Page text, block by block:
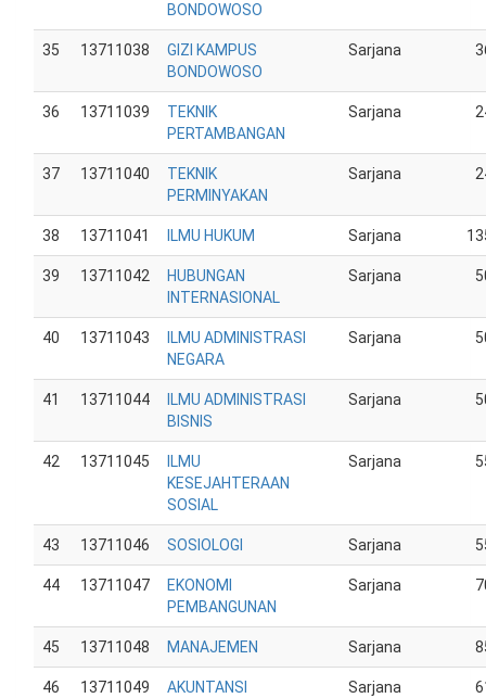
BONDOWOSO
35 13711038
GIZI KAMPUS
BONDOWOSO
Sarjana
36 13711039
TEKNIK
PERTAMBANGAN
Sarjana
37 13711040
TEKNIK
PERMINYAKAN
Sarjana
38 13711041 ILMU HUKUM Sarjana
39 13711042
HUBUNGAN
INTERNASIONAL
Sarjana
40 13711043
ILMU ADMINISTRASI
NEGARA
Sarjana
41 13711044
ILMU ADMINISTRASI
BISNIS
Sarjana
42 13711045
ILMU
KESEJAHTERAAN
SOSIAL
Sarjana
43 13711046 SOSIOLOGI Sarjana
44 13711047
EKONOMI
PEMBANGUNAN
Sarjana
45 13711048 MANAJEMEN Sarjana
46 13711049 AKUNTANSI Sarjana